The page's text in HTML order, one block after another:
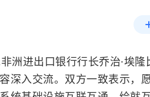
洲进出口银行行长乔治·埃隆
深入交流。双方一致表示，